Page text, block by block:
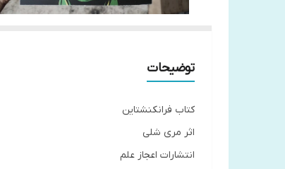
توضیحات
کتاب فرانکنشتاین
اثر مری شلی
انتشارات اعجاز علم